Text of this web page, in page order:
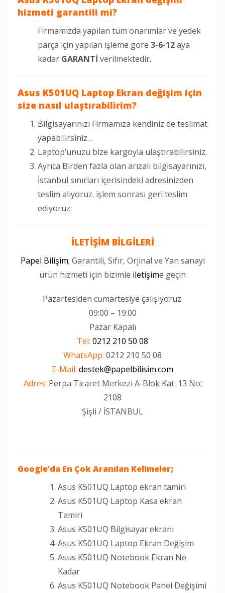
hizmeti garantili mi?
Firmamızda yapılan tüm onarımlar ve yedek
parça için yapılan işleme göre 3-6-12aya
kadar GARANTİ verilmektedir.
Asus K501UQ Laptop Ekran değişim için
size nasıl ulaştırabilirim?
Bilgisayarınızı Firmamıza kendiniz de teslimat
yapabilirsiniz…
Laptop’unuzu bize kargoyla ulaştırabilirsiniz.
Ayrıca Birden fazla olan arızalı bilgisayarınızı,
İstanbul sınırları içerisindeki adresinizden
teslim alıyoruz. işlem sonrası geri teslim
ediyoruz.
İLETİŞİM BİLGİLERİ
Papel Bilişim; Garantili, Sıfır, Orjinal ve Yan sanayi
ürün hizmeti için bizimle iletişime geçin
Pazartesiden cumartesiye çalışıyoruz.
09:00 – 19:00
Pazar Kapalı
Tel: 0212 210 50 08
WhatsApp: 0212 210 50 08
E-Mail: destek@papelbilisim.com
Adres: Perpa Ticaret Merkezi A-Blok Kat: 13 No:
2108
Şişli / İSTANBUL
Google‘da En Çok Aranılan Kelimeler;
Asus K501UQ Laptop ekran tamiri
Asus K501UQ Laptop Kasa ekran
Tamiri
Asus K501UQ Bilgisayar ekranı
Asus K501UQ Laptop Ekran Değişim
Asus K501UQ Notebook Ekran Ne
Kadar
Asus K501UQ Notebook Panel Değişimi